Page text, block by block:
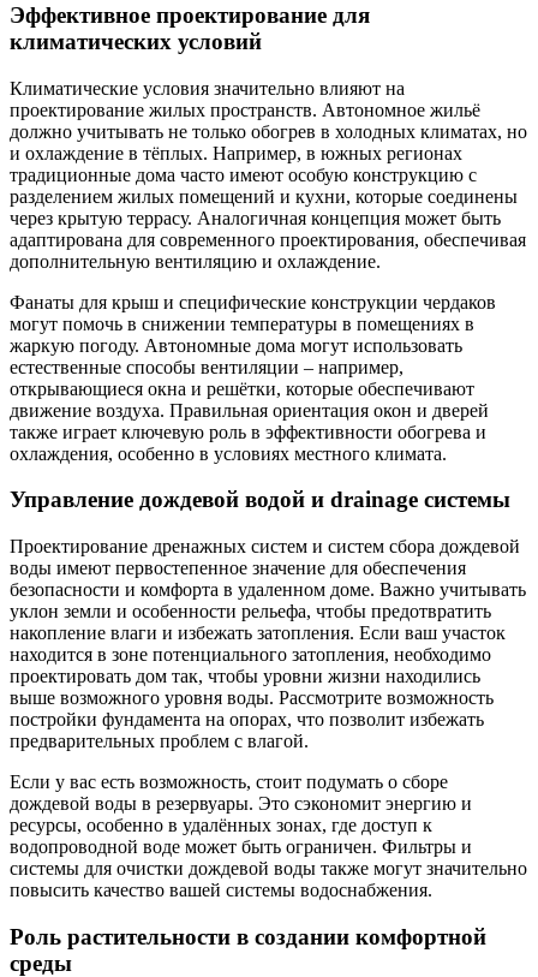
Эффективное проектирование для
климатических условий
Климатические условия значительно влияют на
проектирование жилых пространств. Автономное жильё
должно учитывать не только обогрев в холодных климатах, но
и охлаждение в тёплых. Например, в южных регионах
традиционные дома часто имеют особую конструкцию с
разделением жилых помещений и кухни, которые соединены
через крытую террасу. Аналогичная концепция может быть
адаптирована для современного проектирования, обеспечивая
дополнительную вентиляцию и охлаждение.
Фанаты для крыш и специфические конструкции чердаков
могут помочь в снижении температуры в помещениях в
жаркую погоду. Автономные дома могут использовать
естественные способы вентиляции – например,
открывающиеся окна и решётки, которые обеспечивают
движение воздуха. Правильная ориентация окон и дверей
также играет ключевую роль в эффективности обогрева и
охлаждения, особенно в условиях местного климата.
Управление дождевой водой и drainage системы
Проектирование дренажных систем и систем сбора дождевой
воды имеют первостепенное значение для обеспечения
безопасности и комфорта в удаленном доме. Важно учитывать
уклон земли и особенности рельефа, чтобы предотвратить
накопление влаги и избежать затопления. Если ваш участок
находится в зоне потенциального затопления, необходимо
проектировать дом так, чтобы уровни жизни находились
выше возможного уровня воды. Рассмотрите возможность
постройки фундамента на опорах, что позволит избежать
предварительных проблем с влагой.
Если у вас есть возможность, стоит подумать о сборе
дождевой воды в резервуары. Это сэкономит энергию и
ресурсы, особенно в удалённых зонах, где доступ к
водопроводной воде может быть ограничен. Фильтры и
системы для очистки дождевой воды также могут значительно
повысить качество вашей системы водоснабжения.
Роль растительности в создании комфортной
среды